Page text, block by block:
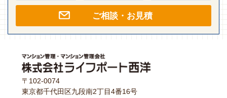
ご相談・お見積
〒102-0074
東京都千代田区九段南2丁目4番16号